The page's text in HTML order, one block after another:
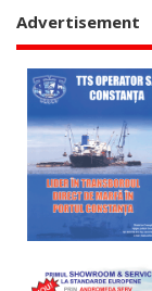
Advertisement